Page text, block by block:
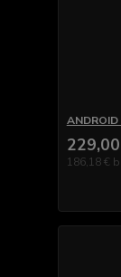
186,18 €